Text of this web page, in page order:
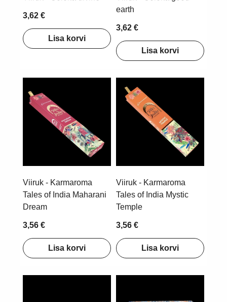
3,62 €
Lisa korvi
earth
3,62 €
Lisa korvi
Viiruk - Karmaroma
Tales of India Maharani
Dream
3,56 €
Lisa korvi
Viiruk - Karmaroma
Tales of India Mystic
Temple
3,56 €
Lisa korvi